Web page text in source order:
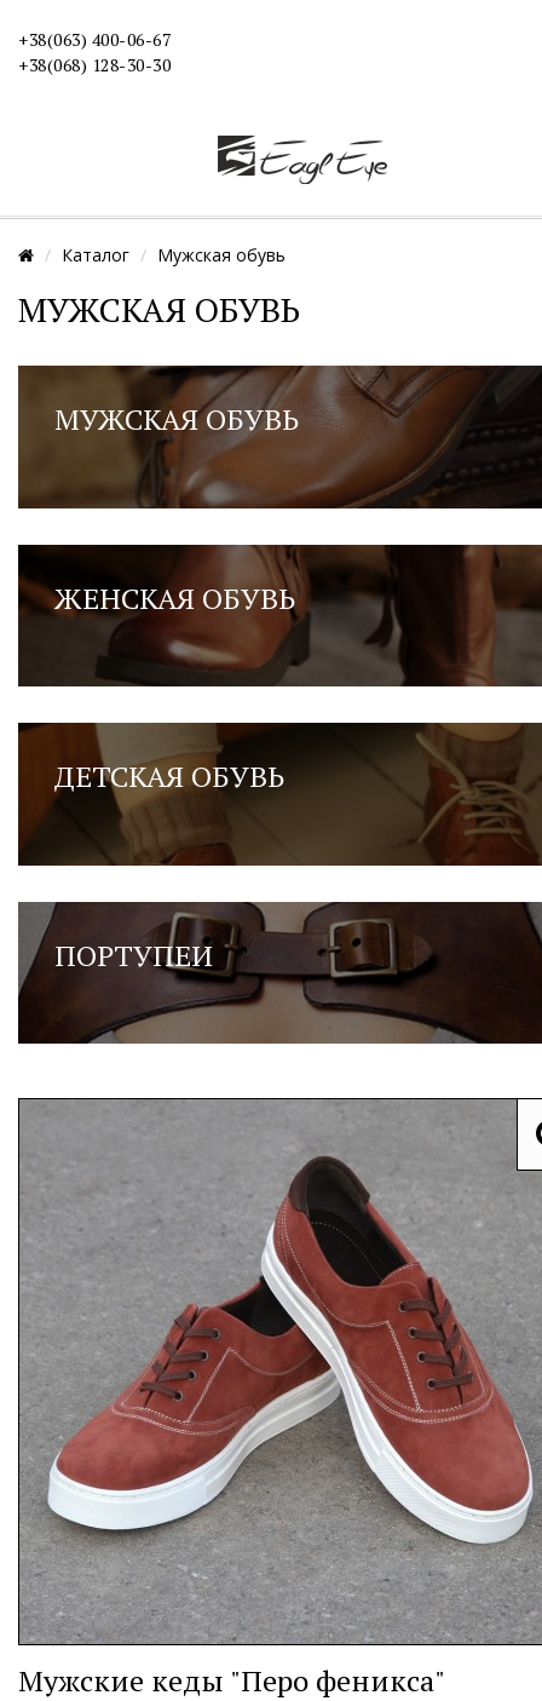
+38(063) 400-06-67
+38(068) 128-30-30
Каталог Мужская обувь
МУЖСКАЯ ОБУВЬ
МУЖСКАЯ ОБУВЬ
ЖЕНСКАЯ ОБУВЬ
ДЕТСКАЯ ОБУВЬ
ПОРТУПЕИ
Мужские кеды "Перо феникса"